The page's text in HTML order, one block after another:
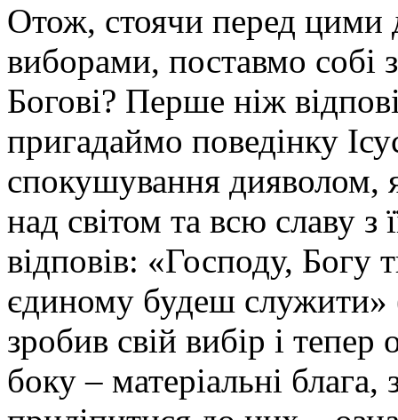
Отож, стоячи перед цими
виборами, поставмо собі
Богові? Перше ніж
пригадаймо поведінку
спокушування дияволом,
над світом та всю славу з
відповів: «Господу,
єдиному будеш
зробив свій вибір і тепер
боку – матеріальні блага,